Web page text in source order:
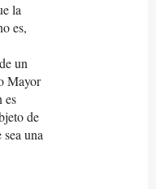
la
es,
un
Mayor
es
de
sea una